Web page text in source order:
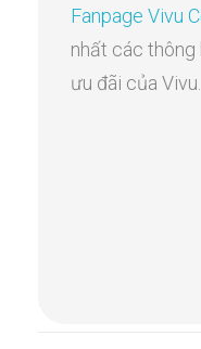
Fanpage Vivu
nhất các thông
ưu đãi của Vivu.